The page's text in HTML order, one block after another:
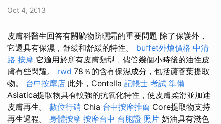
Oct 4, 2013
皮膚科醫生回答有關礦物防曬霜的重要問題 除了保護外，
它還具有保濕，舒緩和舒緩的特性。 buffet外燴價格 中清
路 按摩 它適用於所有皮膚類型，儘管幾個小時後的油性皮
膚有些閃耀。 rwd 78％的含有保濕成分，包括蘆薈葉提取
物。 台中按摩店 此外，Centella 記帳士 考試 準備
Asiatica提取物具有較強的抗氧化特性，使皮膚柔滑並加速
皮膚再生。 數位行銷 Chia 台中按摩推薦 Core提取物支持
再生過程。 身體按摩 按摩台中 台胞證 照片 奶油具有淺色